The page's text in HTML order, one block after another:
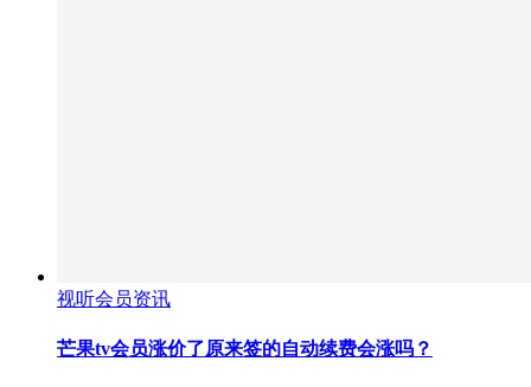
视听会员资讯
芒果tv会员涨价了原来签的自动续费会涨吗？